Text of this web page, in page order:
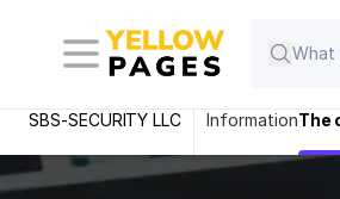
SBS-SECURITY LLC InformationThe